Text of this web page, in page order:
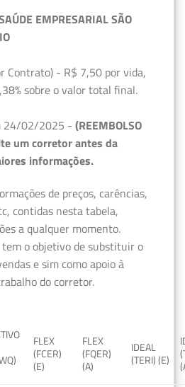
EMPRESARIAL SÃO
Contrato) - R$ 7,50 por vida,
sobre o valor total final.
24/02/2025 - (REEMBOLSO
um corretor antes da
informações.
de preços, carências,
contidas nesta tabela,
a qualquer momento.
o objetivo de substituir o
e sim como apoio à
do corretor.
FLEX
(FCER)
(E)
FLEX
(FQER)
(A)
IDEAL
(TERI) (E)